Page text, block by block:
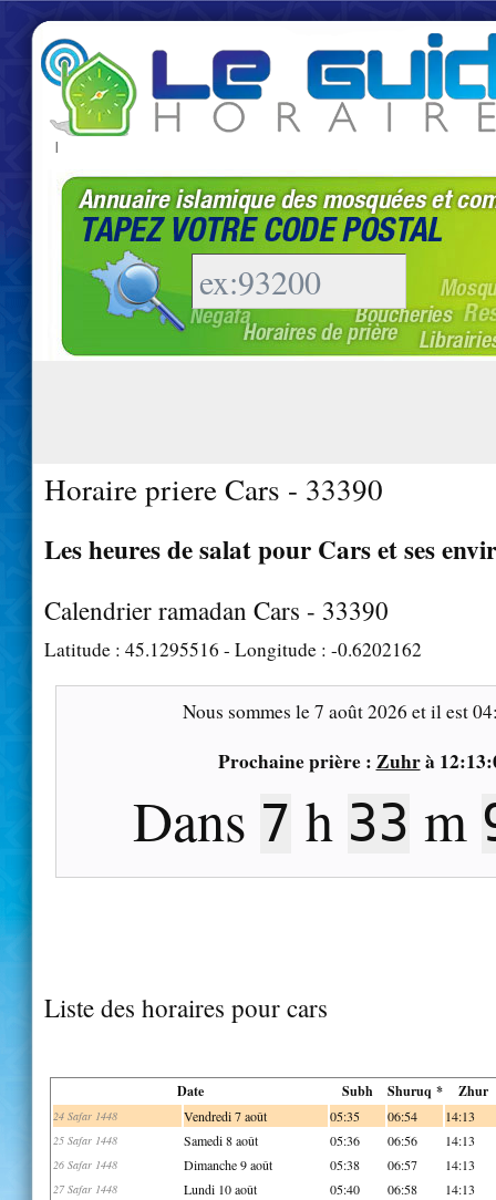
|
Horaire priere Cars - 33390
Les heures de salat pour Cars et ses
Calendrier ramadan Cars - 33390
Latitude : 45.1295516 - Longitude : -0.6202162
Nous sommes le7 août 2026 et il est
Prochaine prière : Zuhrà
Dans 7 h 33 m
Liste des horaires pour cars
Date Subh Shuruq * Zhur
24 Safar 1448 Vendredi 7 août 05:35 06:54 14:13
25 Safar 1448 Samedi 8 août 05:36 06:56 14:13
26 Safar 1448 Dimanche 9 août 05:38 06:57 14:13
27 Safar 1448 Lundi 10 août 05:40 06:58 14:13